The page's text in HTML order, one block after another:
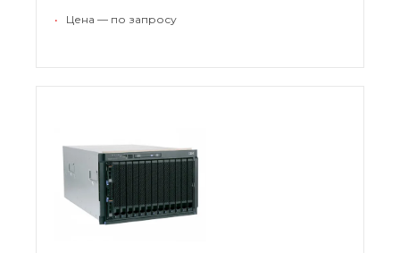
средствами виртуализации.
• Цена — по запросу